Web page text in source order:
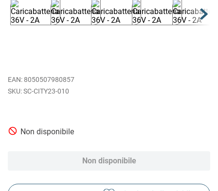
EAN: 8050507980857
SC-CITY23-010
Non disponibile
Non disponibile